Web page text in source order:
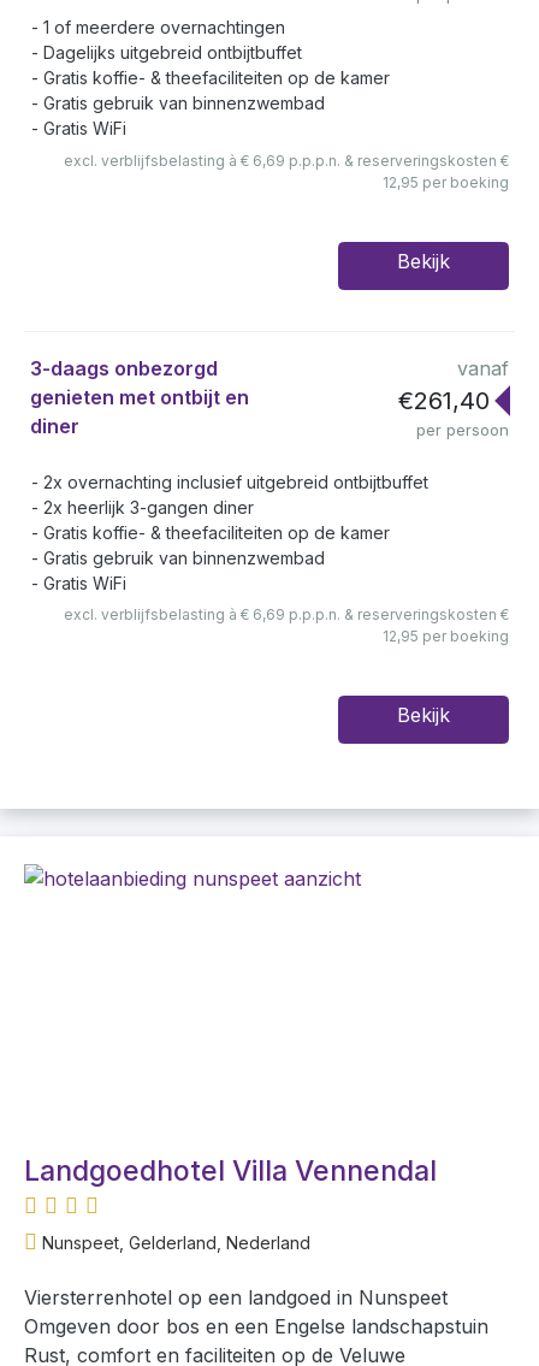
1 of meerdere overnachtingen
Dagelijks uitgebreid ontbijtbuffet
Gratis koffie- & theefaciliteiten op de kamer
Gratis gebruik van binnenzwembad
Gratis WiFi
excl. verblijfsbelasting à € 6,69 p.p.p.n. & reserveringskosten €
12,95 per boeking
Bekijk
3-daags onbezorgd
genieten met ontbijt en
diner
vanaf
€261,40
per persoon
2x overnachting inclusief uitgebreid ontbijtbuffet
2x heerlijk 3-gangen diner
Gratis koffie- & theefaciliteiten op de kamer
Gratis gebruik van binnenzwembad
Gratis WiFi
excl. verblijfsbelasting à € 6,69 p.p.p.n. & reserveringskosten €
12,95 per boeking
Bekijk
Landgoedhotel Villa Vennendal
Nunspeet, Gelderland, Nederland
Viersterrenhotel op een landgoed in Nunspeet
Omgeven door bos en een Engelse landschapstuin
Rust, comfort en faciliteiten op de Veluwe